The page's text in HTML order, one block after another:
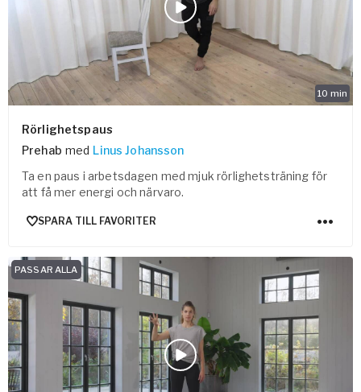
10 min
Rörlighetspaus
Prehab med Linus Johansson
Ta en paus i arbetsdagen med mjuk rörlighetsträning för
att få mer energi och närvaro.
SPARA TILL FAVORITER
PASSAR ALLA